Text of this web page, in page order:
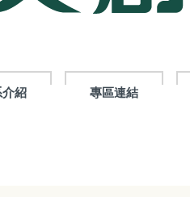
紹 專區連結